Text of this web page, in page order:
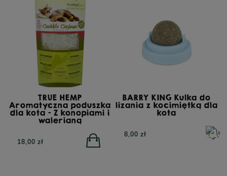
PERRO Cielęcina z
dorosłych 800g
TRUE HEMP
Aromatyczna poduszka
dla kota - Z konopiami i
walerianą
18,00 zł
BARRY KING Kulka do
lizania z kocimiętką dla
kota
8,00 zł